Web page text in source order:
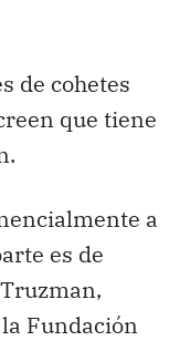
de cohetes
que tiene
a
es de
Fundación